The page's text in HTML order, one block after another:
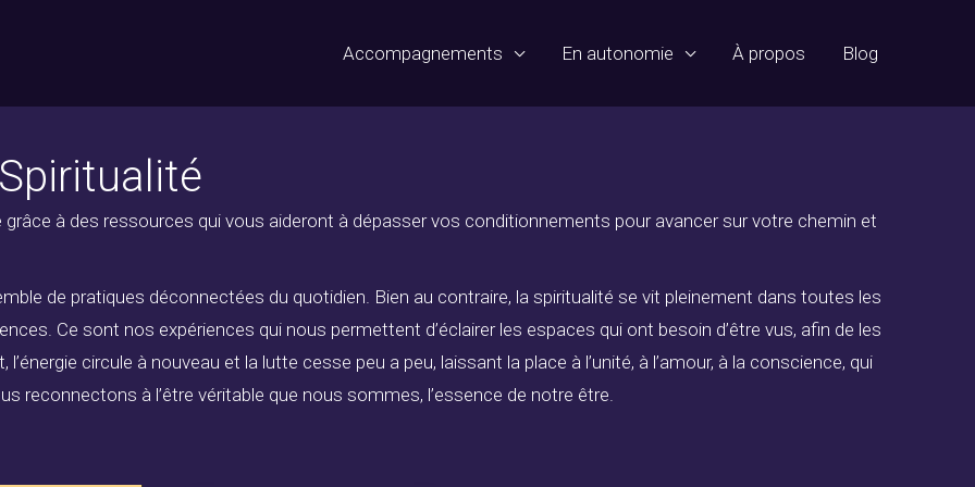
Accompagnements En autonomie À propos Blog
à des ressources qui vous aideront à dépasser vos conditionnements pour avancer sur votre chemin et
de pratiques déconnectées du quotidien. Bien au contraire, la spiritualité se vit pleinement dans toutes les
Ce sont nos expériences qui nous permettent d’éclairer les espaces qui ont besoin d’être vus, afin de les
circule à nouveau et la lutte cesse peu a peu, laissant la place à l’unité, à l’amour, à la conscience, qui
reconnectons à l’être véritable que nous sommes, l’essence de notre être.